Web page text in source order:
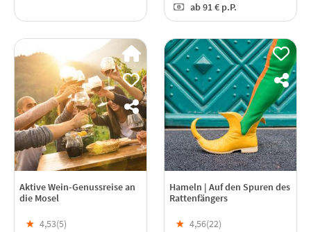
ab91 € p.P.
Aktive Wein-Genussreise an
die Mosel
★ 4,53(5)
Hameln | Auf den Spuren des
Rattenfängers
★ 4,56(22)